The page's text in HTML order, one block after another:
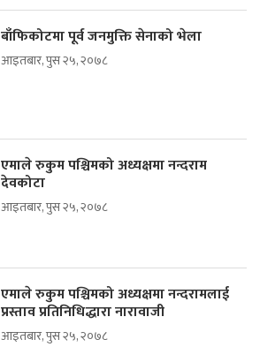
बाँफिकोटमा पूर्व जनमुक्ति सेनाको भेला
आइतबार, पुस २५, २०७८
एमाले रुकुम पश्चिमको अध्यक्षमा नन्दराम
देवकोटा
आइतबार, पुस २५, २०७८
एमाले रुकुम पश्चिमको अध्यक्षमा नन्दरामलाई
प्रस्ताव प्रतिनिधिद्धारा नारावाजी
आइतबार, पुस २५, २०७८